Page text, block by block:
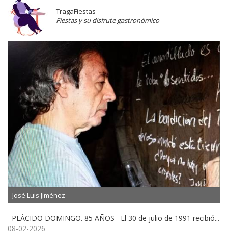
TragaFiestas
Fiestas y su disfrute gastronómico
José Luis Jiménez
PLÁCIDO DOMINGO. 85 AÑOS El 30 de julio de 1991 recibió...
08-02-2026